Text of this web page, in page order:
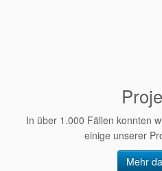
In über 1.000 Fällen konnten
einige unserer
Mehr